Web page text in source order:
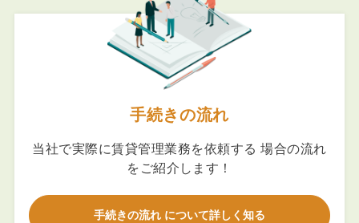
手続きの流れ
当社で実際に賃貸管理業務を依頼する 場合の流れ
をご紹介します！
手続きの流れ について詳しく知る